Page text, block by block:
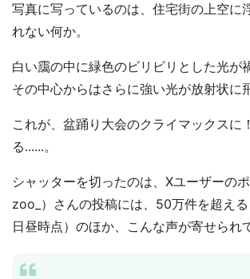
写真に写っているのは、住宅街の上空に
れない何か。
白い靄の中に緑色のビリビリとした光が
その中心からはさらに強い光が放射状に
これが、盆踊り大会のクライマックス
る......。
シャッターを切ったのは、Xユーザーの
zoo_）さんの投稿には、50万件を超え
日昼時点）のほか、こんな声が寄せられ